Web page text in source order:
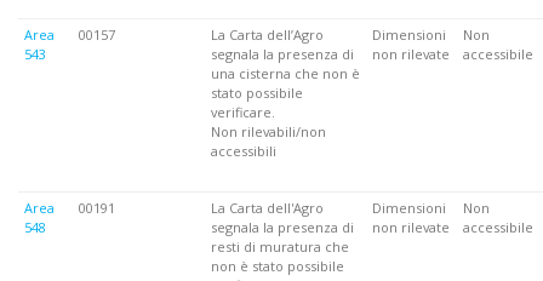
Area
543
00157
La Carta dell’Agro
segnala la presenza di
una cisterna che non è
stato possibile
verificare.
Non rilevabili/non
accessibili
Dimensioni
non rilevate
Non
accessibile
Area
548
00191
La Carta dell'Agro
segnala la presenza di
resti di muratura che
non è stato possibile
Dimensioni
non rilevate
Non
accessibile